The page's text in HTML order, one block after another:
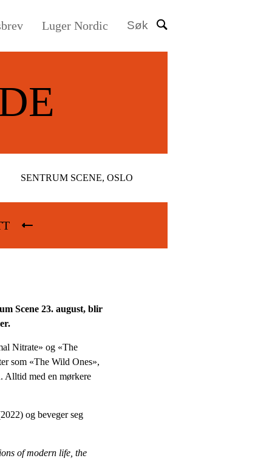
Luger Nordic Søk
SENTRUM SCENE, OSLO
Scene 23. august, blir
Nitrate» og «The
som «The Wild Ones»,
Alltid med en mørkere
og beveger seg
of modern life, the